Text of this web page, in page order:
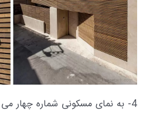
4- به نمای مسکونی شماره چهار